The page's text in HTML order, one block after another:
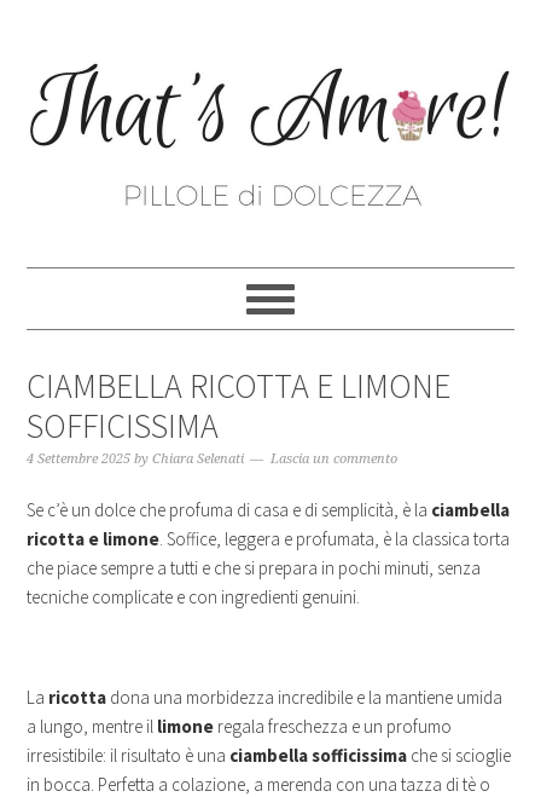
CIAMBELLA RICOTTA E LIMONE
SOFFICISSIMA
4 Settembre 2025 byChiara Selenati Lascia un commento
Se c’è un dolce che profuma di casa e di semplicità, è la ciambella
ricotta e limone. Soffice, leggera e profumata, è la classica torta
che piace sempre a tutti e che si prepara in pochi minuti, senza
tecniche complicate e con ingredienti genuini.
La ricotta dona una morbidezza incredibile e la mantiene umida
a lungo, mentre il limone regala freschezza e un profumo
irresistibile: il risultato è una ciambella sofficissima che si scioglie
in bocca. Perfetta a colazione, a merenda con una tazza di tè o